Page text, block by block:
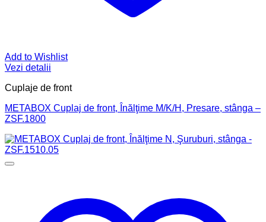
Add to Wishlist
Vezi detalii
Cuplaje de front
METABOX Cuplaj de front, Înălţime M/K/H, Presare, stânga –
ZSF.1800